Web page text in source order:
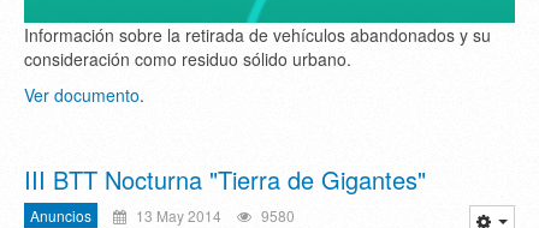
Información sobre la retirada de vehículos abandonados y su
consideración como residuo sólido urbano.
Ver documento.
III BTT Nocturna "Tierra de Gigantes"
Anuncios 13 May 2014 9580